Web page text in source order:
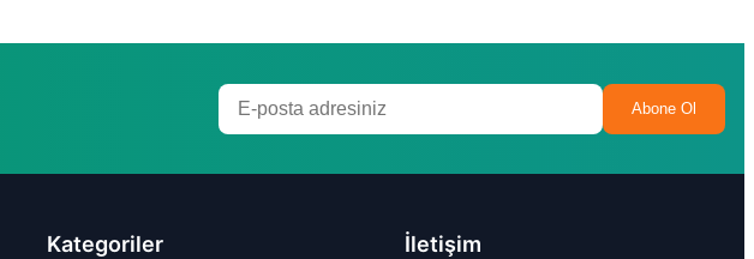
Abone Ol
Kategoriler İletişim